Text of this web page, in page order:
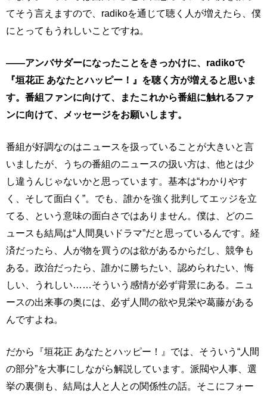
てそう言えますので、radikoを通じて聴く人が増えたら、僕
にとってもうれしいことですね。
――アンバサダーになったことをきっかけに、radikoで
『垣花正 あなたとハッピー！』を聴く方が増えると思いま
す。番組ファンに向けて、またこれから番組に触れるファ
ンに向けて、メッセージをお願いします。
番組が好調なのはニュースを扱っていることが大きいと言
いましたが、うちの番組のニュースの扱い方は、他とは少
し違うんじゃないかと思っています。基本は“わかりやす
く、そして面白く”。でも、誰かを強く批判してエッジを立
てる、という意味の面白さではありません。僕は、どのニ
ュースも結局は“人間臭いドラマ”だと思っているんです。経
済だったら、人が物を買うのは欲があるからだし、競争も
ある。政治だったら、誰かに勝ちたい、認められたい、悔
しい、うれしい……そういう感情が必ず背景にある。ニュ
ースの出来事の奥には、必ず人間の欲や見栄や葛藤がある
んですよね。
だから『垣花正 あなたとハッピー！』では、そういう“人間
の部分”を大事にしながら解説しています。派閥や人事、選
挙の裏側も、結局は人と人との関係性の話。そこにフォー